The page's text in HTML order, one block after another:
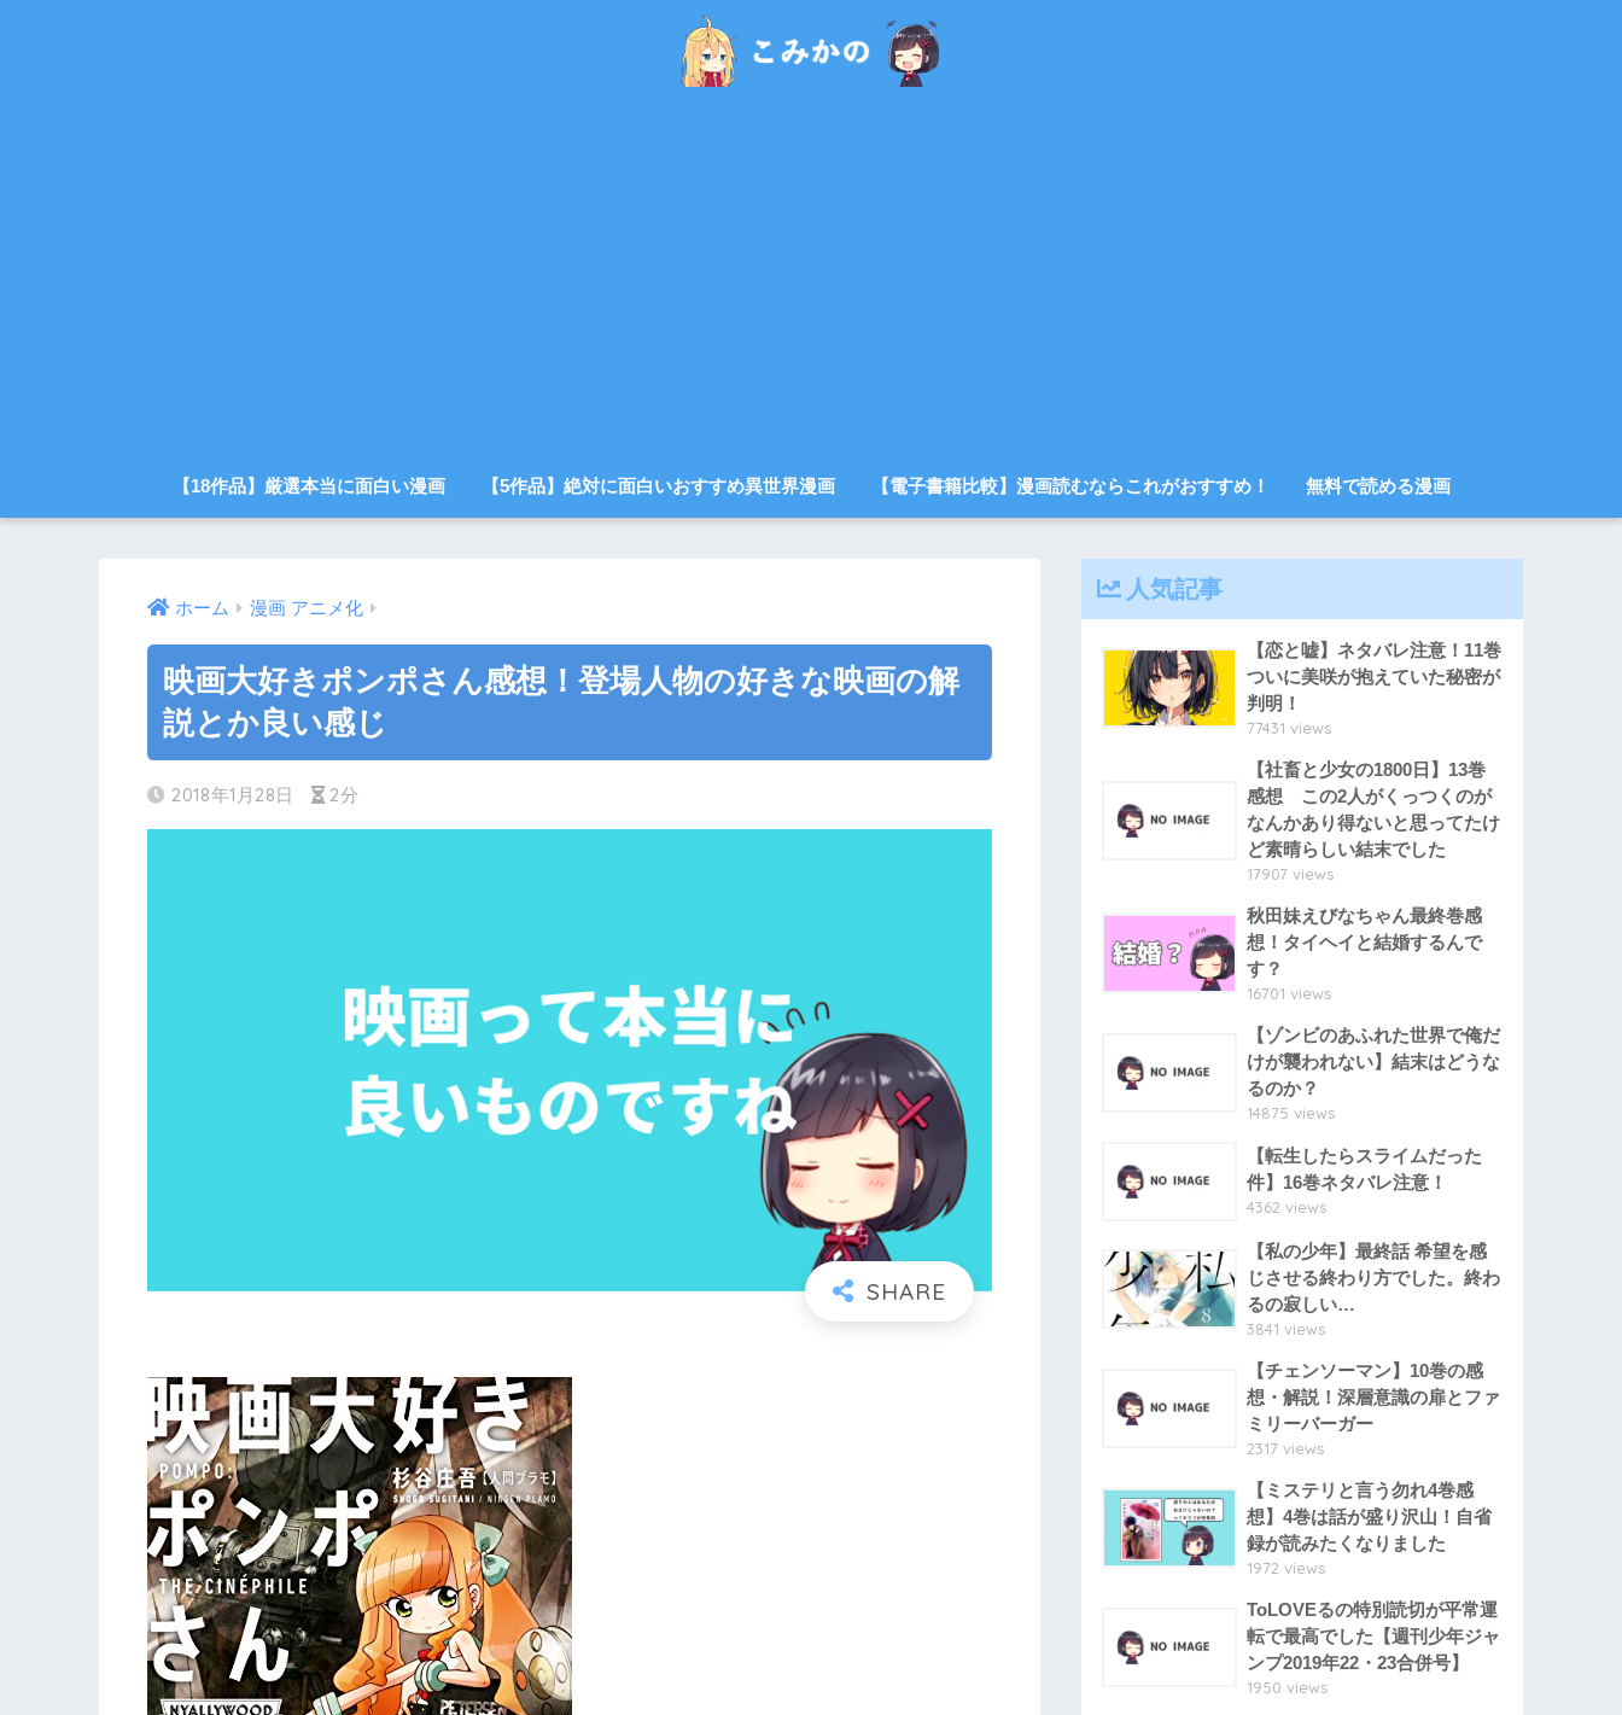
【18作品】厳選本当に面白い漫画 【5作品】絶対に面白いおすすめ異世界漫画 【電子書籍比較】漫画読むならこれがおすすめ！ 無料で読める漫画
ホーム 漫画 アニメ化
映画大好きポンポさん感想！登場人物の好きな映画の解
説とか良い感じ
2018年1月28日 2分
人気記事
【恋と嘘】ネタバレ注意！11巻
ついに美咲が抱えていた秘密が
判明！
77431 views
【社畜と少女の1800日】13巻
感想 この2人がくっつくのが
なんかあり得ないと思ってたけ
ど素晴らしい結末でした
17907 views
秋田妹えびなちゃん最終巻感
想！タイヘイと結婚するんで
す？
16701 views
【ゾンビのあふれた世界で俺だ
けが襲われない】結末はどうな
るのか？
14875 views
【転生したらスライムだった
件】16巻ネタバレ注意！
4362 views
【私の少年】最終話 希望を感
じさせる終わり方でした。終わ
るの寂しい…
3841 views
【チェンソーマン】10巻の感
想・解説！深層意識の扉とファ
ミリーバーガー
2317 views
【ミステリと言う勿れ4巻感
想】4巻は話が盛り沢山！自省
録が読みたくなりました
1972 views
ToLOVEるの特別読切が平常運
転で最高でした【週刊少年ジャ
ンプ2019年22・23合併号】
1950 views